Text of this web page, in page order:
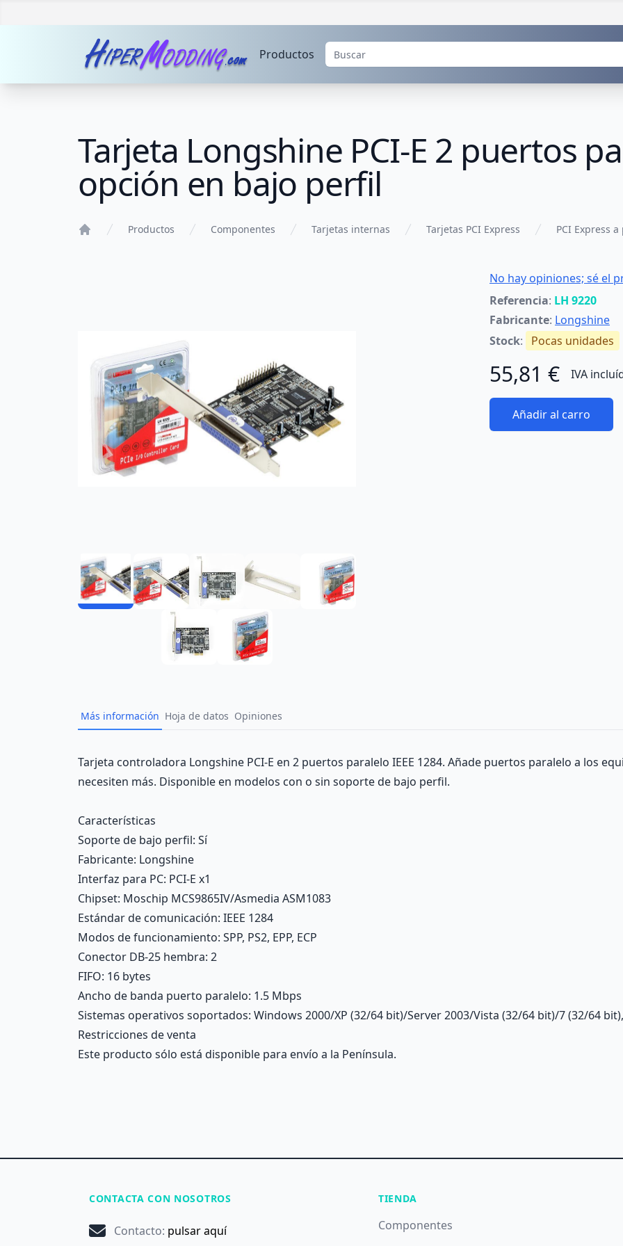
Productos
Tarjeta Longshine PCI-E 2 puertos
opción en bajo perfil
Productos Componentes Tarjetas internas Tarjetas PCI Express PCI Express
No hay opiniones; sé el
Referencia: LH 9220
Fabricante: Longshine
Stock: Pocas unidades
55,81 € IVA
Añadir al carro
Más información Hoja de datos Opiniones
Description
Tarjeta controladora Longshine PCI-E en 2 puertos paralelo IEEE 1284. Añade puertos paralelo a los
necesiten más. Disponible en modelos con o sin soporte de bajo perfil.
Características
Soporte de bajo perfil: Sí
Fabricante: Longshine
Interfaz para PC: PCI-E x1
Chipset: Moschip MCS9865IV/Asmedia ASM1083
Estándar de comunicación: IEEE 1284
Modos de funcionamiento: SPP, PS2, EPP, ECP
Conector DB-25 hembra: 2
FIFO: 16 bytes
Ancho de banda puerto paralelo: 1.5 Mbps
Sistemas operativos soportados: Windows 2000/XP (32/64 bit)/Server 2003/Vista (32/64 bit)/7 (32/64
Restricciones de venta
Este producto sólo está disponible para envío a la Península.
CONTACTA CON NOSOTROS
Contacto: pulsar aquí
TIENDA
Componentes